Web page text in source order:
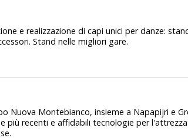
e realizzazione di capi unici per danze:
Stand nelle migliori gare.
Nuova Montebianco, insieme a Napapijri e
più recenti e affidabili tecnologie per